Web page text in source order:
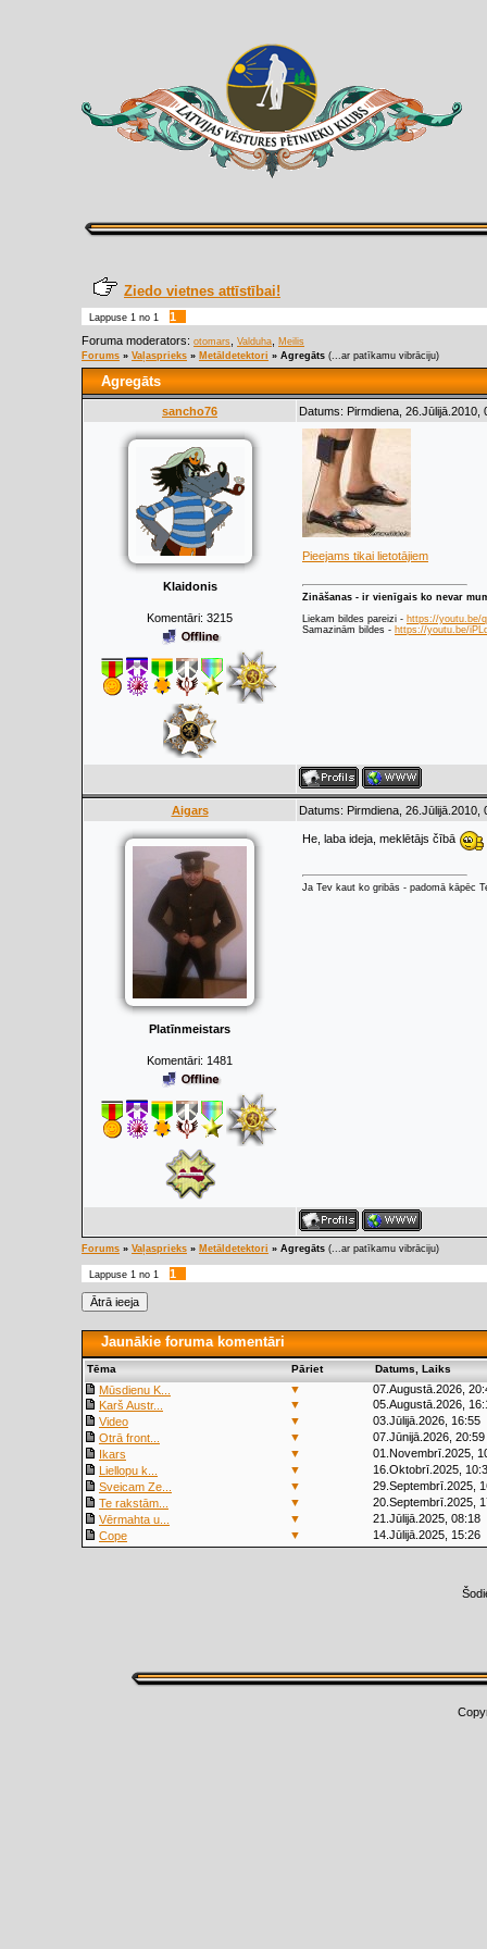
Ziedo vietnes attīstībai!
Lappuse 1 no 1
1
Foruma moderators: otomars Valduha
Meilis
Forums » Vaļasprieks » Metāldetektori » Agregāts (...ar patīkamu vibrāciju)
Agregāts
sancho76 Datums: Pirmdiena,
Klaidonis
Komentāri: 3215
Pieejams tikai lietotājiem
Zināšanas - ir vienīgais ko nevar
Liekam bildes pareizi - https://youtu.be/
Samazinām bildes - https://youtu.be/
Aigars Datums: Pirmdiena,
Platīnmeistars
Komentāri: 1481
He, laba ideja, meklētājs čībā
Ja Tev kaut ko gribās - padomā kāpēc
Forums » Vaļasprieks » Metāldetektori » Agregāts (...ar patīkamu vibrāciju)
Lappuse 1 no 1 1
Jaunākie foruma komentāri
Tēma Pāriet Datums, Laiks
Mūsdienu K... ▼
07.Augustā.2026,
Karš Austr...
▼
05.Augustā.2026,
Video
▼
03.Jūlijā.2026, 16:55
Otrā front...
▼
07.Jūnijā.2026, 20:59
Ikars
▼
01.Novembrī.2025,
Liellopu k...
▼
16.Oktobrī.2025,
Sveicam Ze...
▼
29.Septembrī.2025,
Te rakstām...
▼
20.Septembrī.2025,
Vērmahta u...
▼
21.Jūlijā.2025, 08:18
Cope
▼ 14.Jūlijā.2025, 15:26